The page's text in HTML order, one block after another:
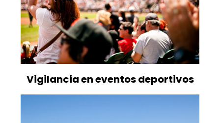
Vigilancia en eventos deportivos